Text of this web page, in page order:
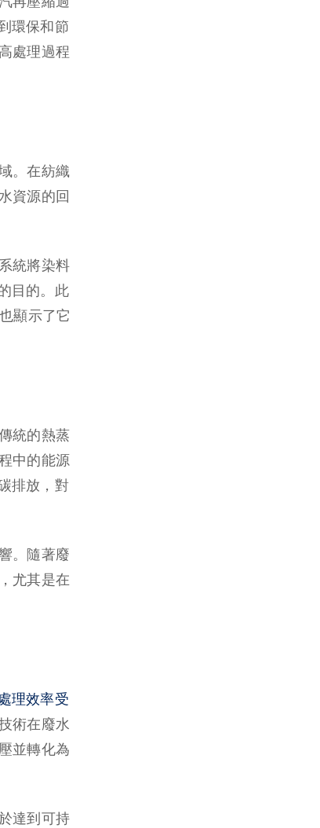
環保和節
處理過程
。在紡織
資源的回
統將染料
目的。此
顯示了它
統的熱蒸
中的能源
排放，對
。隨著廢
尤其是在
理效率受
術在廢水
並轉化為
達到可持